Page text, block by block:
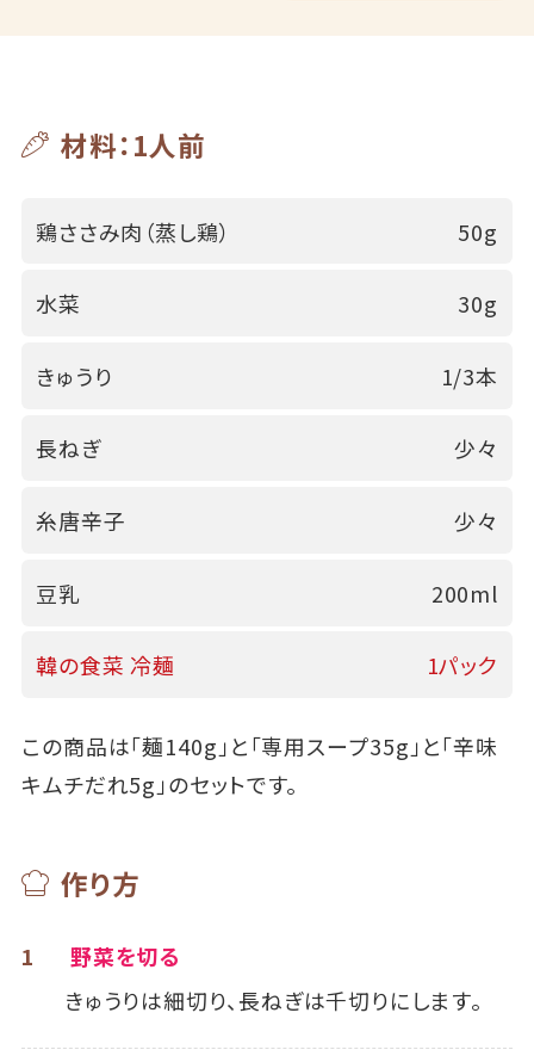
材料：1人前
鶏ささみ肉（蒸し鶏） 50g
水菜 30g
きゅうり 1/3本
長ねぎ 少々
糸唐辛子 少々
豆乳 200ml
韓の食菜 冷麺 1パック
この商品は「麺140g」と「専用スープ35g」と「辛味
キムチだれ5g」のセットです。
作り方
1
野菜を切る
きゅうりは細切り、長ねぎは千切りにします。